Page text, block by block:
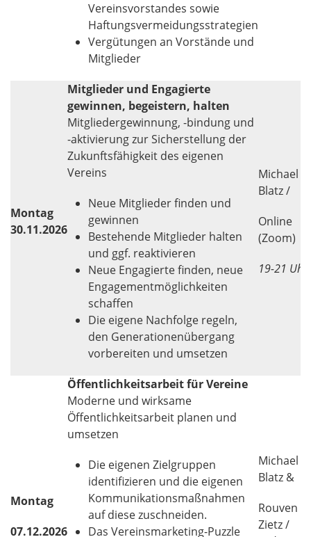
Vereinsvorstandes sowie
Haftungsvermeidungsstrategien
Vergütungen an Vorstände und
Mitglieder
Montag
30.11.2026
Mitglieder und Engagierte
gewinnen, begeistern, halten
Mitgliedergewinnung, -bindung und
-aktivierung zur Sicherstellung der
Zukunftsfähigkeit des eigenen
Vereins
Neue Mitglieder finden und
gewinnen
Bestehende Mitglieder halten
und ggf. reaktivieren
Neue Engagierte finden, neue
Engagementmöglichkeiten
schaffen
Die eigene Nachfolge regeln,
den Generationenübergang
vorbereiten und umsetzen
Michael
Blatz /
Online
(Zoom)
19-21 Uhr
Montag
07.12.2026
Öffentlichkeitsarbeit für Vereine
Moderne und wirksame
Öffentlichkeitsarbeit planen und
umsetzen
Die eigenen Zielgruppen
identifizieren und die eigenen
Kommunikationsmaßnahmen
auf diese zuschneiden.
Das Vereinsmarketing-Puzzle
Michael
Blatz &
Rouven
Zietz /